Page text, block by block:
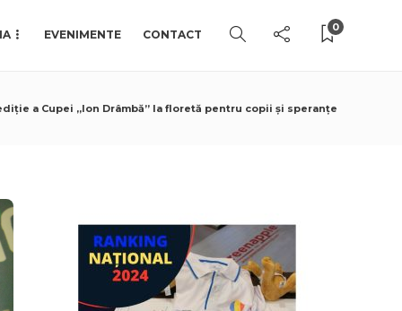
EVENIMENTE CONTACT
0
a Cupei „Ion Drâmbă” la floretă pentru copii și speranțe